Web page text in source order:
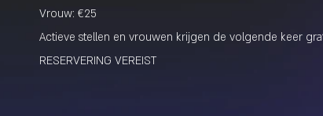
Vrouw: €25
Actieve stellen en vrouwen krijgen de volgende keer
RESERVERING VEREIST